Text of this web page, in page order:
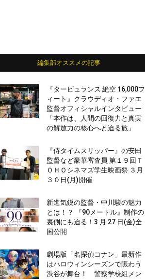
編集部オススメの記事
『タービュランス 絶空 16,000フ
ィート』クラウディオ・ファエ
監督オフィシャルインタビュー
「本作は、人間の回復力と真実
の解放力の核心へと迫る旅」
『侍タイムスリッパー』の安田
監督など豪華審査員 第１９回Ｔ
ＯＨＯシネマズ学生映画祭 ３月
３０日(月)開催
新進気鋭の監督・中川駿の魅力
とは！？ 『90メートル』制作の
裏側にも迫る！3 月 27 日(金)全
国公開
劇場版「名探偵コナン」最新作
はハロウィンシーズンで賑わう
渋谷が舞台！ 警察学校組メン